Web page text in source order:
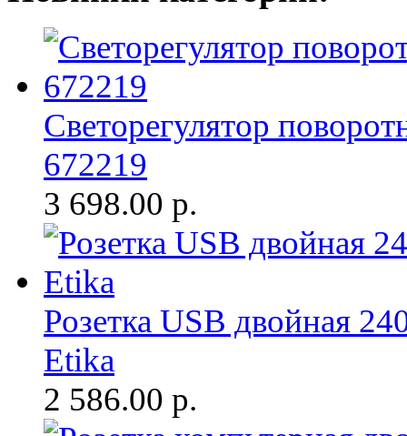
Светорегулятор
672219
3 698.00 р.
Розетка USB двойная
Etika
2 586.00 р.